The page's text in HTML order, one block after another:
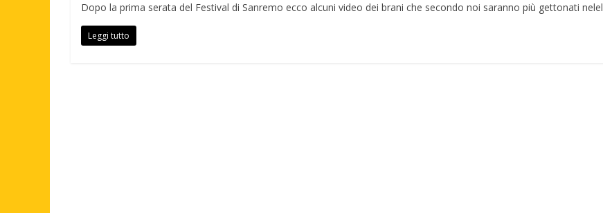
Dopo la prima serata del Festival di Sanremo ecco alcuni video dei brani che secondo noi saranno più gettonati nelel
Leggi tutto